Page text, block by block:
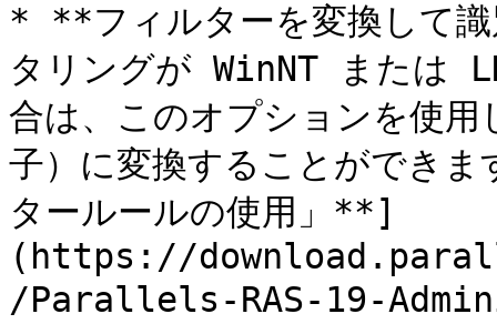
* **フィルターを変換して
タリングが WinNT または
合は、このオプションを使
子）に変換することができ
タールールの使用」**]
(https://
/Parallels-RAS-19-